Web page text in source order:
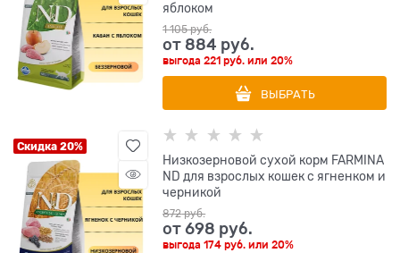
яблоком
1 105 руб.
от 884 руб.
выгода221 руб. или20%
ВЫБРАТЬ
Скидка 20%
Низкозерновой cухой корм FARMINA
ND для взрослых кошек с ягненком и
черникой
872 руб.
от698 руб.
выгода174 руб. или20%